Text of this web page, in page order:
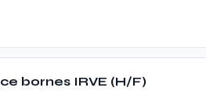
bornes IRVE (H/F)